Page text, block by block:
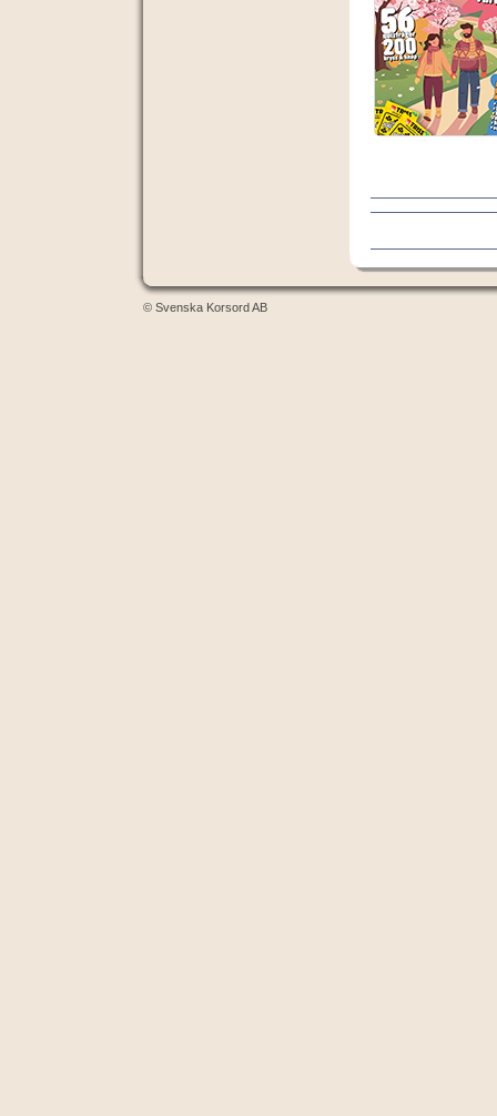
© Svenska Korsord AB